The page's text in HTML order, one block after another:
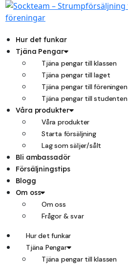
Hoppa
till
Hur det funkar
Tjäna Pengar
Tjäna pengar till klassen
Tjäna pengar till laget
Tjäna pengar till föreningen
Tjäna pengar till studenten
Våra produkter
Våra produkter
Starta försäljning
Lag som säljer/sålt
Bli ambassadör
Försäljningstips
Blogg
Om oss
Om oss
Frågor & svar
Hur det funkar
Tjäna Pengar
Tjäna pengar till klassen